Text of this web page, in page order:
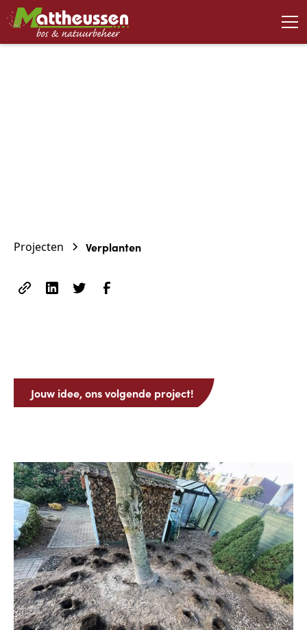
Projecten Verplanten
Jouw idee, ons volgende project!